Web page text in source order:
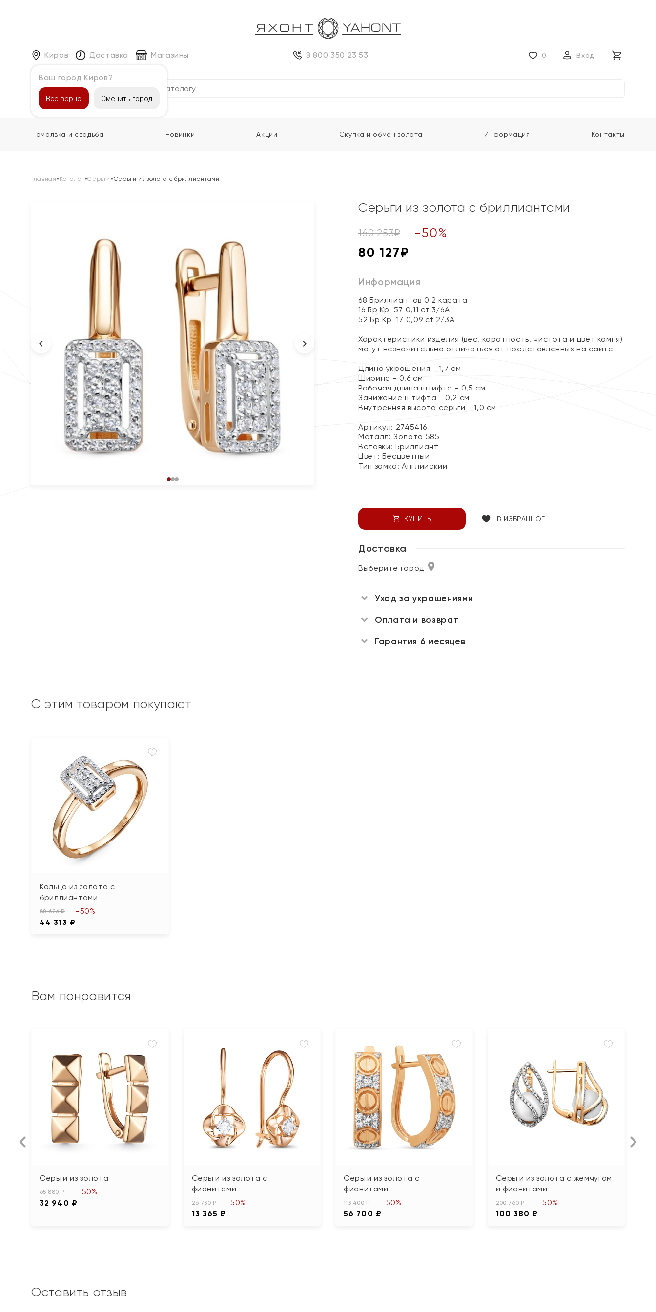
Киров
Ваш город Киров?
Все верно Сменить город
Доставка Магазины 8 800 350 23 53 0 Вход
Каталог
Помолвка и свадьба Новинки Акции Скупка и обмен золота Информация Контакты
Главная» Каталог»Серьги »Серьги из золота с бриллиантами
Серьги из золота с бриллиантами
160 253₽ -50%
80 127₽
Информация
68 Бриллиантов 0,2 карата
16 Бр Кр-57 0,11 ct 3/6А
52 Бр Кр-17 0,09 ct 2/3А
Характеристики изделия (вес, каратность, чистота и цвет камня)
могут незначительно отличаться от представленных на сайте
Длина украшения - 1,7 см
Ширина - 0,6 см
Рабочая длина штифта - 0,5 см
Занижение штифта - 0,2 см
Внутренняя высота серьги - 1,0 см
Артикул: 2745416
Металл:Золото 585
Вставки: Бриллиант
Цвет: Бесцветный
Тип замка:Английский
КУПИТЬ В ИЗБРАННОЕ
Доставка
Выберите город
Уход за украшениями
Оплата и возврат
Гарантия 6 месяцев
С этим товаром покупают
Кольцо из золота с
бриллиантами
88 626 ₽
44 313 ₽
-50%
Вам понравится
Серьги из золота
65 880 ₽
32 940 ₽
-50%
Серьги из золота с
фианитами
26 730 ₽
13 365 ₽
-50%
Серьги из золота с
фианитами
113 400 ₽
56 700 ₽
-50%
Серьги из золота с жемчугом
и фианитами
200 760 ₽
100 380 ₽
-50%
Оставить отзыв